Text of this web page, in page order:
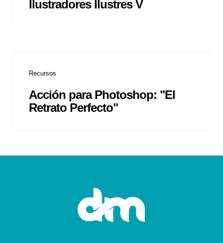
Ilustradores Ilustres V
Recursos
Acción para Photoshop: "El
Retrato Perfecto"